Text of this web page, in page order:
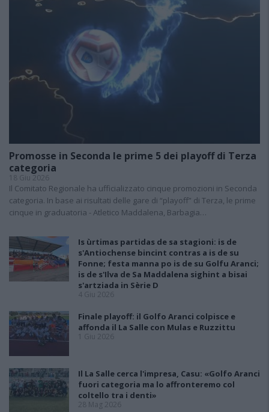
Promosse in Seconda le prime 5 dei playoff di Terza
categoria
18 Giu 2026
Il Comitato Regionale ha ufficializzato cinque promozioni in Seconda
categoria. In base ai risultati delle gare di “playoff” di Terza, le prime
cinque in graduatoria - Atletico Maddalena, Barbagia…
Is ùrtimas partidas de sa stagioni: is de
s'Antiochense bincint contras a is de su
Fonne; festa manna po is de su Golfu Aranci;
is de s'Ilva de Sa Maddalena sighint a bisai
s'artziada in Sèrie D
4 Giu 2026
Finale playoff: il Golfo Aranci colpisce e
affonda il La Salle con Mulas e Ruzzittu
1 Giu 2026
Il La Salle cerca l'impresa, Casu: «Golfo Aranci
fuori categoria ma lo affronteremo col
coltello tra i denti»
28 Mag 2026